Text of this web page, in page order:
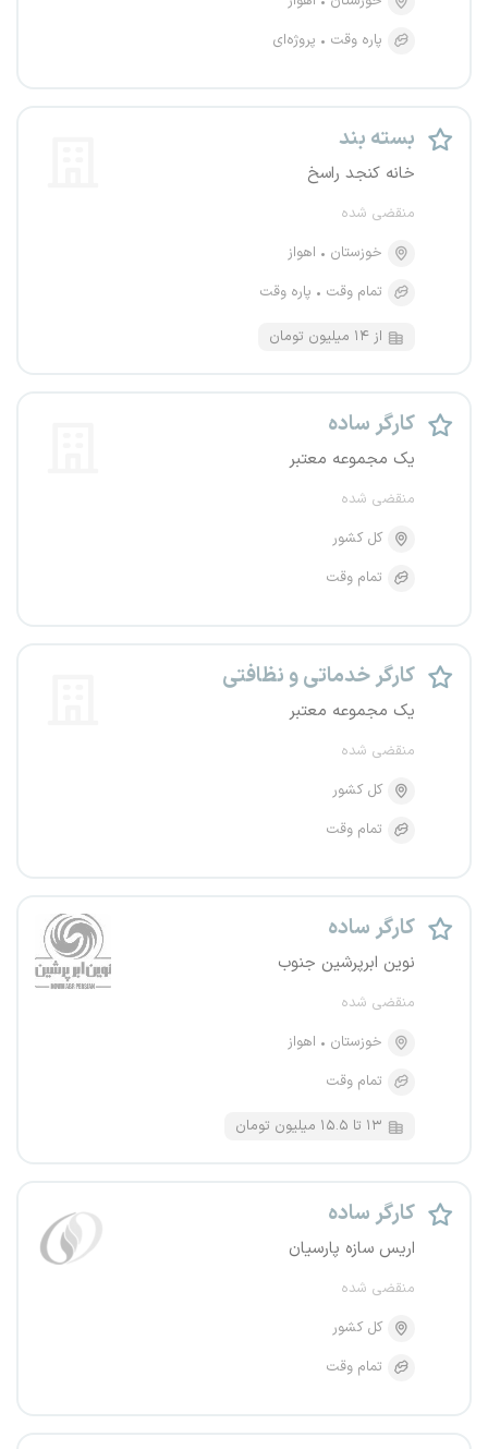
پاره وقت
پروژه‌ای
بسته بند
خانه کنجد راسخ
منقضی شده
خوزستان
اهواز
تمام وقت
پاره وقت
از ۱۴ میلیون تومان
کارگر ساده
یک مجموعه معتبر
منقضی شده
کل کشور
تمام وقت
کارگر خدماتی و نظافتی
یک مجموعه معتبر
منقضی شده
کل کشور
تمام وقت
کارگر ساده
نوین ابرپرشین جنوب
منقضی شده
خوزستان
اهواز
تمام وقت
۱۳ تا ۱۵.۵ میلیون تومان
کارگر ساده
اریس سازه پارسیان
منقضی شده
کل کشور
تمام وقت